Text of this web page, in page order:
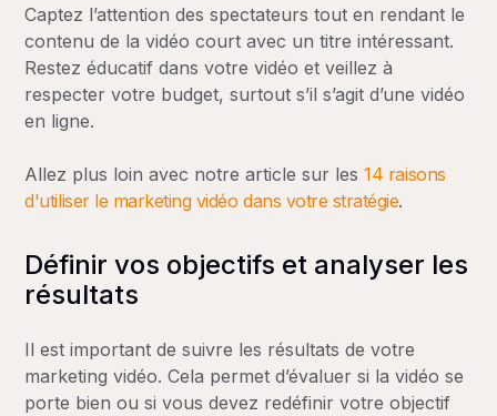
Captez l’attention des spectateurs tout en rendant le
contenu de la vidéo court avec un titre intéressant.
Restez éducatif dans votre vidéo et veillez à
respecter votre budget, surtout s’il s’agit d’une vidéo
en ligne.
Allez plus loin avec notre article sur les14 raisons
d'utiliser le marketing vidéo dans votre stratégie.
Définir vos objectifs et analyser les
résultats
Il est important de suivre les résultats de votre
marketing vidéo. Cela permet d’évaluer si la vidéo se
porte bien ou si vous devez redéfinir votre objectif